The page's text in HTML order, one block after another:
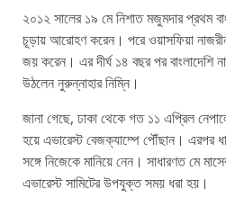
২০১২ সালের ১৯ মে নিশাত মজুমদার প্রথম
চূড়ায় আরোহণ করেন। পরে ওয়াসফিয়া
জয় করেন। এর দীর্ঘ ১৪ বছর পর বাংলাদেশি
উঠলেন নুরুন্নাহার নিম্নি।
জানা গেছে, ঢাকা থেকে গত ১১ এপ্রিল
হয়ে এভারেস্ট বেজক্যাম্পে পৌঁছান। এরপর
সঙ্গে নিজেকে মানিয়ে নেন। সাধারণত মে
এভারেস্ট সামিটের উপযুক্ত সময় ধরা হয়।